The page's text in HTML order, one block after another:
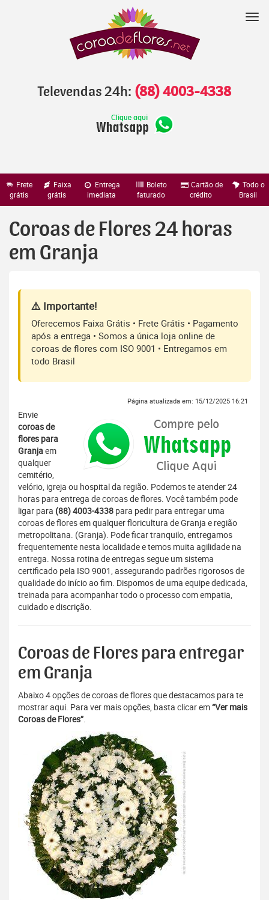
Televendas 24h: (88) 4003-4338
Frete
grátis
Faixa
grátis
Entrega
imediata
Boleto
faturado
Cartão de
crédito
Todo o
Brasil
Coroas de Flores 24 horas
em Granja
⚠️ Importante!
Oferecemos Faixa Grátis • Frete Grátis • Pagamento
após a entrega • Somos a única loja online de
coroas de flores com ISO 9001 • Entregamos em
todo Brasil
Página atualizada em: 15/12/2025 16:21
Envie
coroas de
flores para
Granjaem
qualquer
cemitério,
velório, igreja ou hospital da região. Podemos te atender 24
horas para entrega de coroas de flores. Você também pode
ligar para (88) 4003-4338 para pedir para entregar uma
coroas de flores em qualquer floricultura de Granja e região
metropolitana. (Granja). Pode ficar tranquilo, entregamos
frequentemente nesta localidade e temos muita agilidade na
entrega. Nossa rotina de entregas segue um sistema
certificado pela ISO 9001, assegurando padrões rigorosos de
qualidade do início ao fim. Dispomos de uma equipe dedicada,
treinada para acompanhar todo o processo com empatia,
cuidado e discrição.
Coroas de Flores para entregar
em Granja
Abaixo 4 opções de coroas de flores que destacamos para te
mostrar aqui. Para ver mais opções, basta clicar em“Ver mais
Coroas de Flores”.